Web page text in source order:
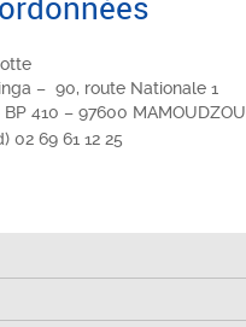
– 90, route Nationale 1
BP 410 – 97600 MAMOUDZOU
02 69 61 12 25